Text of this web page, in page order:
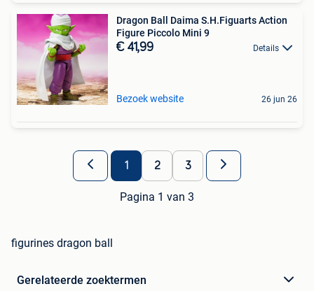
Dragon Ball Daima S.H.Figuarts Action
Figure Piccolo Mini 9
€ 41,99 Details
Bezoek website 26 jun 26
1 2 3
Pagina 1 van 3
figurines dragon ball
Gerelateerde zoektermen